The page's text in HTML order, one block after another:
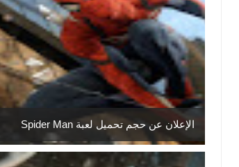
الإعلان عن حجم تحميل لعبة Spider Man